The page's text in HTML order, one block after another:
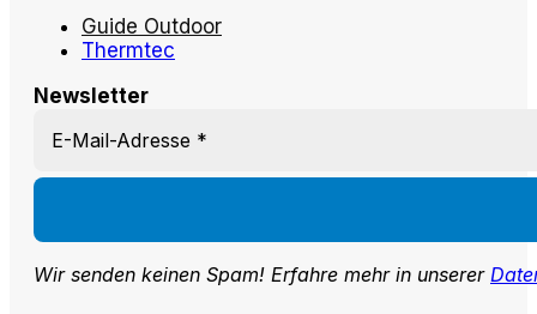
Guide Outdoor
Thermtec
Newsletter
Wir senden keinen Spam! Erfahre mehr in unserer